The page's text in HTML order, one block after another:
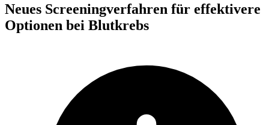
Neues Screeningverfahren für effektivere
Optionen bei Blutkrebs